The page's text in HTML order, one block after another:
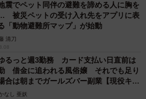
震でペット同伴の避難を諦める人に胸を
被災ペットの受け入れ先をアプリに表
「動物避難所マップ」が始動
清刀
るっと週3勤務 カード支払い日直前は
借金に追われる風俗嬢 それでも足り
合は朝までガールズバー副業【現役キャ
取材】
なし 亜妖